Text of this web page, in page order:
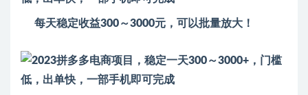
每天稳定收益300～3000元，可以批量放大！